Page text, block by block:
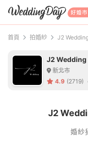
首頁 拍婚紗
J2 Wedding
新北市
4.9 (2719)
J2
婚紗